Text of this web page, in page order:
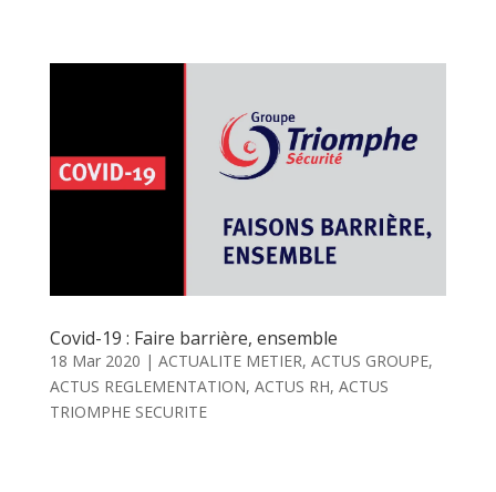
Covid-19 : Faire barrière, ensemble
18 Mar 2020 | ACTUALITE METIER, ACTUS GROUPE,
ACTUS REGLEMENTATION, ACTUS RH, ACTUS
TRIOMPHE SECURITE